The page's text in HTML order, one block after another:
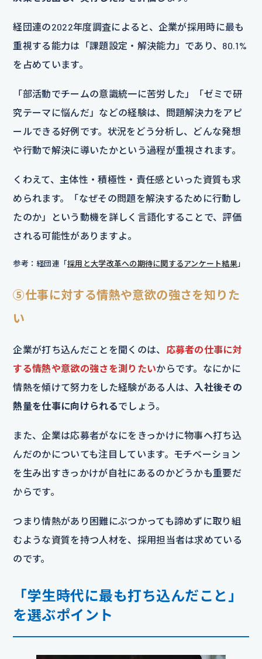
経団連の2022年度調査によると、企業が採用時に最も
重視する能力は「課題設定・解決能力」であり、80.1%
を占めています。
「部活動でチームの意識統一に苦労した」「ゼミで研
究テーマに悩んだ」などの経験は、問題解決力をアピ
ールできる好例です。状況をどう分析し、どんな発想
や行動で解決に導いたかという過程が重視されます。
くわえて、主体性・積極性・責任感といった資質も求
められます。「なぜその問題を解決するために行動し
たのか」という動機を詳しく言語化することで、評価
される可能性がありますよ。
参考：経団連「採用と大学改革への期待に関するアンケート結果」
⑤仕事に対する情熱や意欲の強さを知りた
い
企業が打ち込んだことを聞くのは、 応募者の仕事に対
する情熱や意欲の強さを測りたいからです。なにかに
情熱を傾けて努力をした経験がある人は、 入社後その
熱量を仕事に向けられるでしょう。
また、企業は応募者がなにをきっかけに物事へ打ち込
んだのかについても注目しています。モチベーション
を生み出すきっかけが自社にあるのかどうかも重要だ
からです。
つまり情熱があり困難にぶつかっても諦めずに取り組
むような資質を持つ人材を、採用担当者は求めている
のです。
「学生時代に最も打ち込んだこと」
を選ぶポイント